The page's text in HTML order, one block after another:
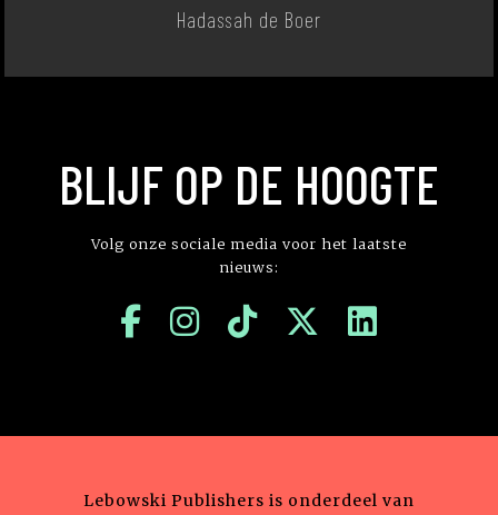
Hadassah de Boer
BLIJF OP DE HOOGTE
Volg onze sociale media voor het laatste
nieuws:
Lebowski Publishers is onderdeel van